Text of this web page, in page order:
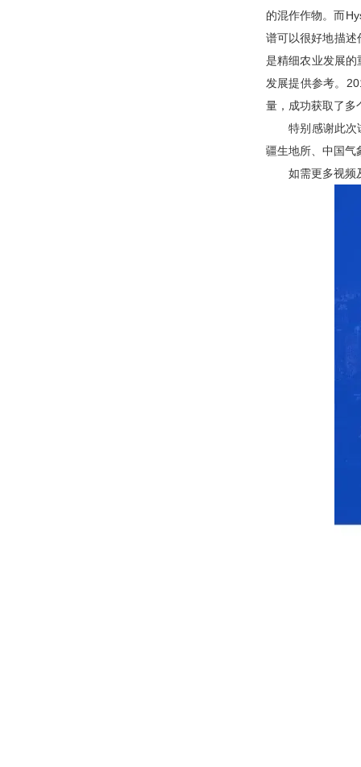
的混作作物。而
谱可以很好地描述
是精细农业发展
发展提供参考。
量，成功获取了多
特别感谢此次试
疆生地所、中国气
如需更多视频及